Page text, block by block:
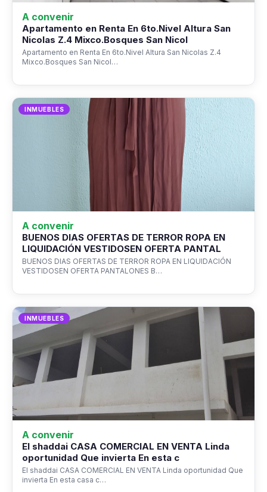
A convenir
Apartamento en Renta En 6to.Nivel Altura San
Nicolas Z.4 Mixco.Bosques San Nicol
Apartamento en Renta En 6to.Nivel Altura San Nicolas Z.4
Mixco.Bosques San Nicol…
INMUEBLES
A convenir
BUENOS DIAS OFERTAS DE TERROR ROPA EN
LIQUIDACIÓN VESTIDOSEN OFERTA PANTAL
BUENOS DIAS OFERTAS DE TERROR ROPA EN LIQUIDACIÓN
VESTIDOSEN OFERTA PANTALONES B…
INMUEBLES
A convenir
El shaddai CASA COMERCIAL EN VENTA Linda
oportunidad Que invierta En esta c
El shaddai CASA COMERCIAL EN VENTA Linda oportunidad Que
invierta En esta casa c…